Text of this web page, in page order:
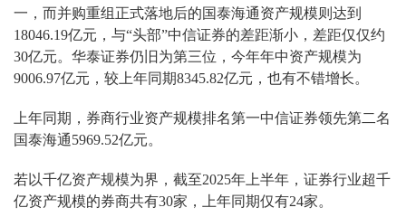
一，而并购重组正式落地后的国泰海通资产规模则达到
18046.19亿元，与“头部”中信证券的差距渐小，差距仅仅约
30亿元。华泰证券仍旧为第三位，今年年中资产规模为
9006.97亿元，较上年同期8345.82亿元，也有不错增长。
上年同期，券商行业资产规模排名第一中信证券领先第二名
国泰海通5969.52亿元。
若以千亿资产规模为界，截至2025年上半年，证券行业超千
亿资产规模的券商共有30家，上年同期仅有24家。